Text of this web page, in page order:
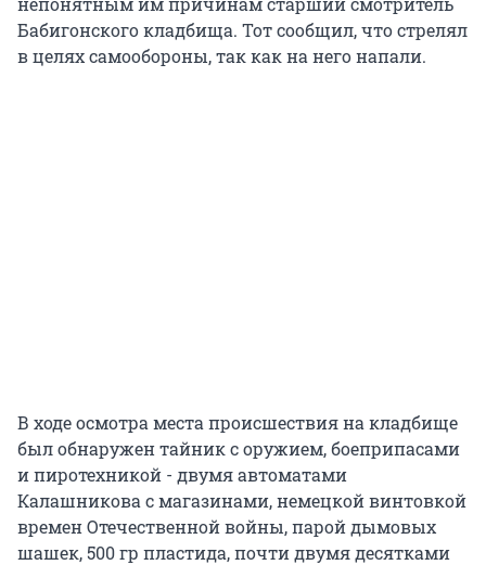
Бабигонского кладбища. Тот сообщил, что стрелял
в целях самообороны, так как на него напали.
В ходе осмотра места происшествия на кладбище
был обнаружен тайник с оружием, боеприпасами
и пиротехникой - двумя автоматами
Калашникова с магазинами, немецкой винтовкой
времен Отечественной войны, парой дымовых
шашек, 500 гр пластида, почти двумя десятками